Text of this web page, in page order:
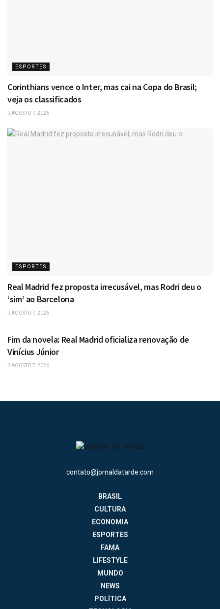
ESPORTES
Corinthians vence o Inter, mas cai na Copa do Brasil;
veja os classificados
AGOSTO 7, 2026
ESPORTES
Real Madrid fez proposta irrecusável, mas Rodri deu o
‘sim’ ao Barcelona
AGOSTO 7, 2026
Fim da novela: Real Madrid oficializa renovação de
Vinícius Júnior
AGOSTO 7, 2026
contato@jornaldatarde.com
BRASIL
CULTURA
ECONOMIA
ESPORTES
FAMA
LIFESTYLE
MUNDO
NEWS
POLÍTICA